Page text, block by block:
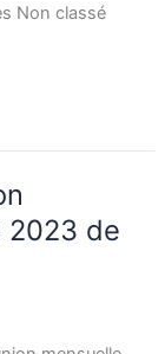
Non classé
2023 de